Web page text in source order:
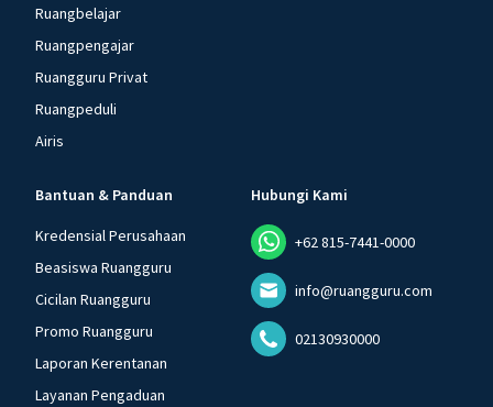
Ruangbelajar
Ruangpengajar
Ruangguru Privat
Ruangpeduli
Airis
Bantuan & Panduan
Kredensial Perusahaan
Beasiswa Ruangguru
Cicilan Ruangguru
Promo Ruangguru
Laporan Kerentanan
Layanan Pengaduan
Hubungi Kami
+62 815-7441-0000
info@ruangguru.com
02130930000